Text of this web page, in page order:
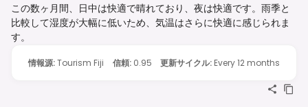
この数ヶ月間、日中は快適で晴れており、夜は快適です。雨季と
比較して湿度が大幅に低いため、気温はさらに快適に感じられま
す。
情報源:Tourism Fiji 信頼: 0.95 更新サイクル: Every 12 months